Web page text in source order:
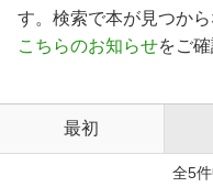
す。検索で本が見つか
こちらのお知らせをご
最初
全5